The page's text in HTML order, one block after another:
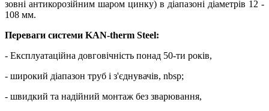
зовні антикорозійним шаром цинку) в діапазоні діаметрів 12 -
108 мм.
Переваги системи KAN-therm Steel:
- Експлуатаційна довговічність понад 50-ти років,
- широкий діапазон труб і з'єднувачів, nbsp;
- швидкий та надійний монтаж без зварювання,